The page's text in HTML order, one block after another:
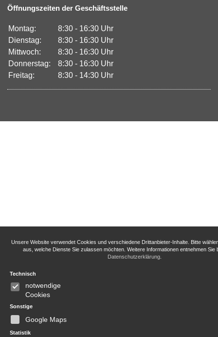
Öffnungszeiten der Geschäftsstelle
Montag:
8:30 - 16:30 Uhr
Dienstag:
8:30 - 16:30 Uhr
Mittwoch:
8:30 - 16:30 Uhr
Donnerstag:
8:30 - 16:30 Uhr
Freitag:
8:30 - 14:30 Uhr
Unsere Website verwendet Cookies und verschiedene Drittanbieter-Inhalte. Bitte
aus, welche Dienste Sie zulassen möchten. Weitere Informationen entnehmen Sie
Datenschutzerklärung.
Technisch
notwendige
Cookies
Sonstige
Google Maps
Statistik